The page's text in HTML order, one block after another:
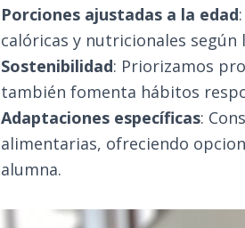
Porciones ajustadas a la edad
calóricas y nutricionales
Sostenibilidad: Priorizamos
también fomenta hábitos
Adaptaciones específicas:
alimentarias, ofreciendo
alumna.